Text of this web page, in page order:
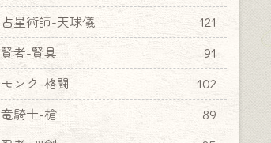
占星術師-天球儀
121
賢者-賢具
91
モンク-格闘
102
竜騎士-槍
89